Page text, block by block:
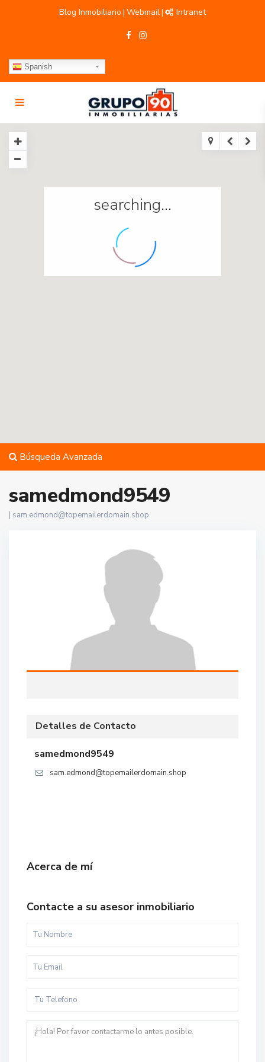
Blog Inmobiliario | Webmail| Intranet
Spanish
searching...
Búsqueda Avanzada
samedmond9549
sam.edmond@topemailerdomain.shop
Detalles de Contacto
samedmond9549
sam.edmond@topemailerdomain.shop
Acerca de mí
Contacte a su asesor inmobiliario